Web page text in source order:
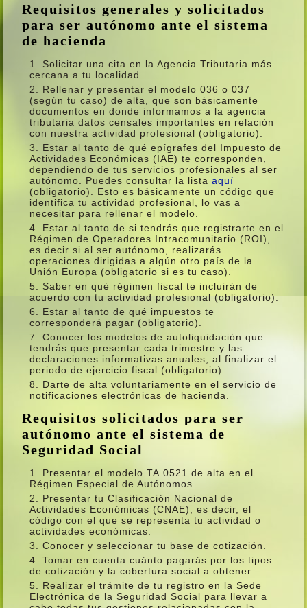
Requisitos generales y solicitados
para ser autónomo ante el sistema
de hacienda
Solicitar una cita en la Agencia Tributaria más
cercana a tu localidad.
Rellenar y presentar el modelo 036 o 037
(según tu caso) de alta, que son básicamente
documentos en donde informamos a la agencia
tributaria datos censales importantes en relación
con nuestra actividad profesional (obligatorio).
Estar al tanto de qué epí­grafes del Impuesto de
Actividades Económicas (IAE) te corresponden,
dependiendo de tus servicios profesionales al ser
autónomo. Puedes consultar la listaaquí­
(obligatorio). Esto es básicamente un código que
identifica tu actividad profesional, lo vas a
necesitar para rellenar el modelo.
Estar al tanto de si tendrás que registrarte en el
Régimen de Operadores Intracomunitario (ROI),
es decir si al ser autónomo, realizarás
operaciones dirigidas a algún otro paí­s de la
Unión Europa (obligatorio si es tu caso).
Saber en qué régimen fiscal te incluirán de
acuerdo con tu actividad profesional (obligatorio).
Estar al tanto de qué impuestos te
corresponderá pagar (obligatorio).
Conocer los modelos de autoliquidación que
tendrás que presentar cada trimestre y las
declaraciones informativas anuales, al finalizar el
periodo de ejercicio fiscal (obligatorio).
Darte de alta voluntariamente en el servicio de
notificaciones electrónicas de hacienda.
Requisitos solicitados para ser
autónomo ante el sistema de
Seguridad Social
Presentar el modelo TA.0521 de alta en el
Régimen Especial de Autónomos.
Presentar tu Clasificación Nacional de
Actividades Económicas (CNAE), es decir, el
código con el que se representa tu actividad o
actividades económicas.
Conocer y seleccionar tu base de cotización.
Tomar en cuenta cuánto pagarás por los tipos
de cotización y la cobertura social a obtener.
Realizar el trámite de tu registro en la Sede
Electrónica de la Seguridad Social para llevar a